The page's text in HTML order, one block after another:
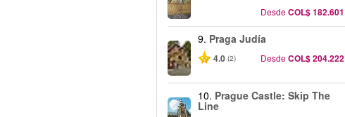
DesdeCOL$ 182.601
9. Praga Judía
4.0 (2) DesdeCOL$ 204.222
10. Prague Castle: Skip The
Line